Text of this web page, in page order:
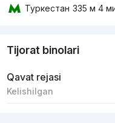
Туркестан 335 м 4
Tijorat binolari
Qavat rejasi
Kelishilgan